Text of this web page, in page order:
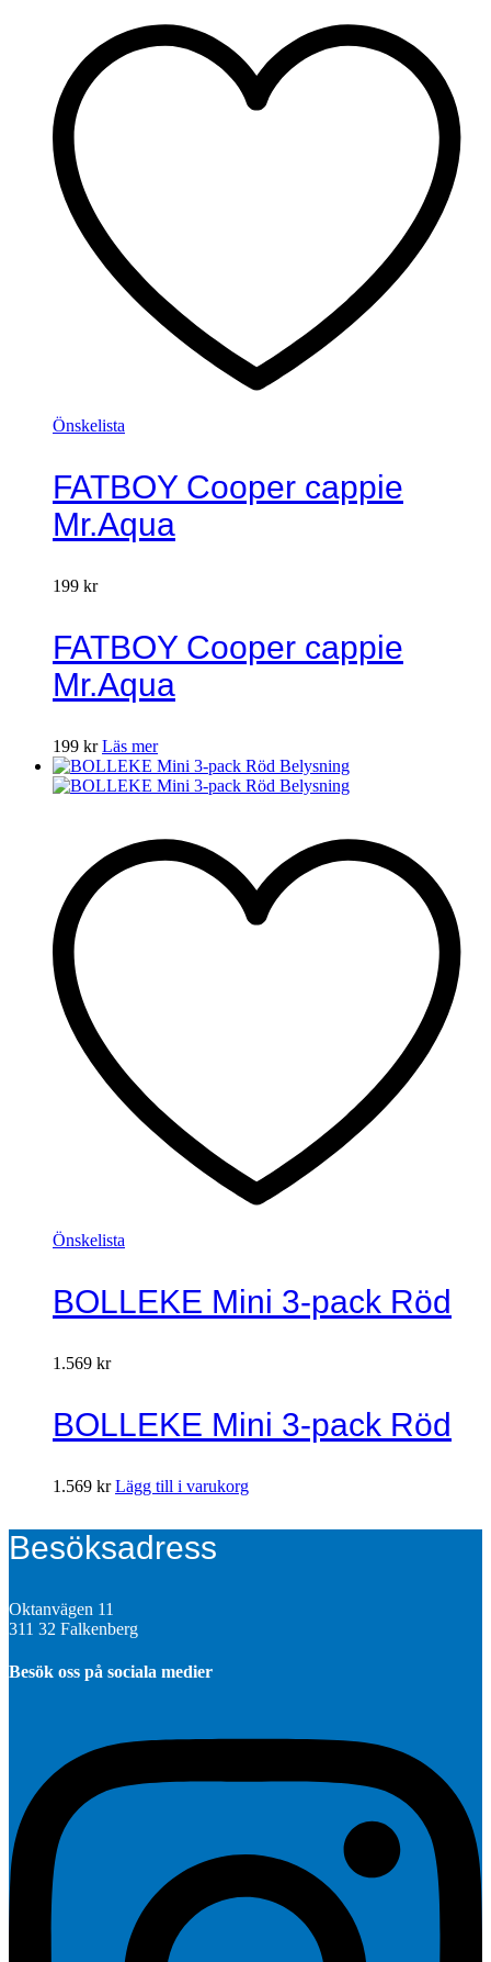
Önskelista
FATBOY Cooper cappie
Mr.Aqua
199 kr
FATBOY Cooper cappie
Mr.Aqua
199 kr Läs mer
Önskelista
BOLLEKE Mini 3-pack Röd
1.569 kr
BOLLEKE Mini 3-pack Röd
1.569 kr Lägg till i varukorg
Besöksadress
Oktanvägen 11
311 32 Falkenberg
Besök oss på sociala medier